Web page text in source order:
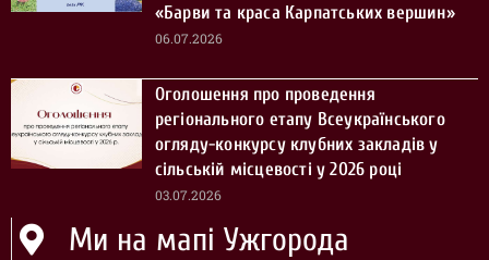
«Барви та краса Карпатських вершин»
06.07.2026
Оголошення про проведення
регіонального етапу Всеукраїнського
огляду-конкурсу клубних закладів у
сільській місцевості у 2026 році
03.07.2026
Ми на мапі Ужгорода